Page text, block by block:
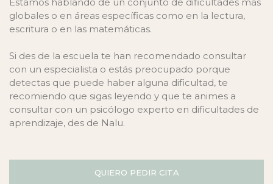
globales o en áreas específicas como en la lectura,
escritura o en las matemáticas.
Si des de la escuela te han recomendado consultar
con un especialista o estás preocupado porque
detectas que puede haber alguna dificultad, te
recomiendo que sigas leyendo y que te animes a
consultar con un psicólogo experto en dificultades de
aprendizaje, des de Nalu.
QUIERO PEDIR CITA